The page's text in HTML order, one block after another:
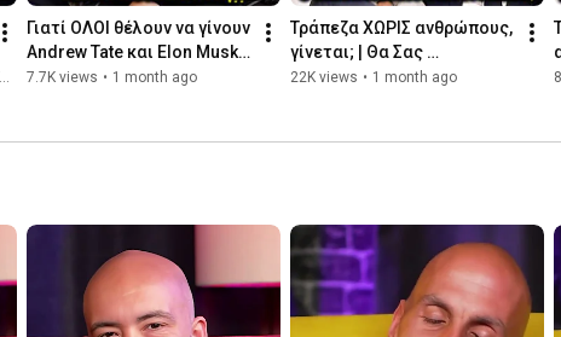
Γιατί ΟΛΟΙ θέλουν να γίνουν
Andrew Tate και Elon Musk; |
Θα Σας Ειδοποιήσουμε 🔔
7.7K views • 1 month ago
Τράπεζα ΧΩΡΙΣ ανθρώπους,
γίνεται; | Θα Σας
Ειδοποιήσουμε 🔔
22K views • 1 month ago